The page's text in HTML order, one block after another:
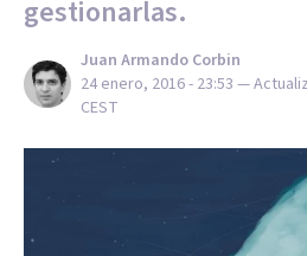
gestionarlas.
Juan Armando Corbin
24 enero, 2016 - 23:53 —
CEST